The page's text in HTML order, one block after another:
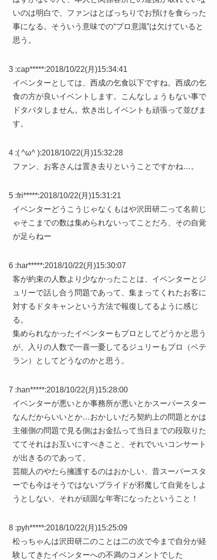
いのは明白で、ファンはとばっちりでお預けを食らった
事になる。そういう意味での“プロ意識”は欠けていると
思う。
3 :cap*****:2018/10/22(月)15:34:41
イベンターとしては、西成の乞食以下ですね。西成の乞
食の方が良いイベントします。こんなしょうもない事で
ドタバタしません。炊き出しイベントも頑張って並びま
す。
4 :( ^ω^ ):2018/10/22(月)15:32:28
ファン、お客さんは置き去りということですかね…。
5 :fri*****:2018/10/22(月)15:31:21
イベンターどうこうじゃなくもはや沢田研二って名前じ
ゃそこまでの数は集められないってことだろ、その自覚
が足らねー
6 :har*****:2018/10/22(月)15:30:07
客が約束の人数より少なかったことは、イベンターとジ
ュリーで話し合う問題であって、集まってくれたお客に
対するドタキャンという方法で報復してるように感じ
る。
集められなかったイベンターもプロとしてどうかと思う
が、入りの人数で一喜一憂してるジュリーもプロ（ベテ
ラン）としてどうなのかと思う。
7 :han*****:2018/10/22(月)15:28:00
イベンターが悪いとか事務所が悪いとかスーパースター
なんだからいいとか…おかしいだろ契約上の問題とかは
主催側の問題で見る側はお金払って当日までの段取りた
ててそれはお互いにすべきこと、それでいいコンサート
が出きるのであって、
芸能人のやたら擁護するのはおかしい、昔スーパースタ
ーでも今はそうではないプライドが邪魔して自覚をしよ
うとしない、それが頑固な年寄になったということ！
8 :pyh*****:2018/10/22(月)15:25:09
松っちゃんは沢田研二のことは二の次で今まで自分が経
験してきたイベンターへの不満のコメントでした